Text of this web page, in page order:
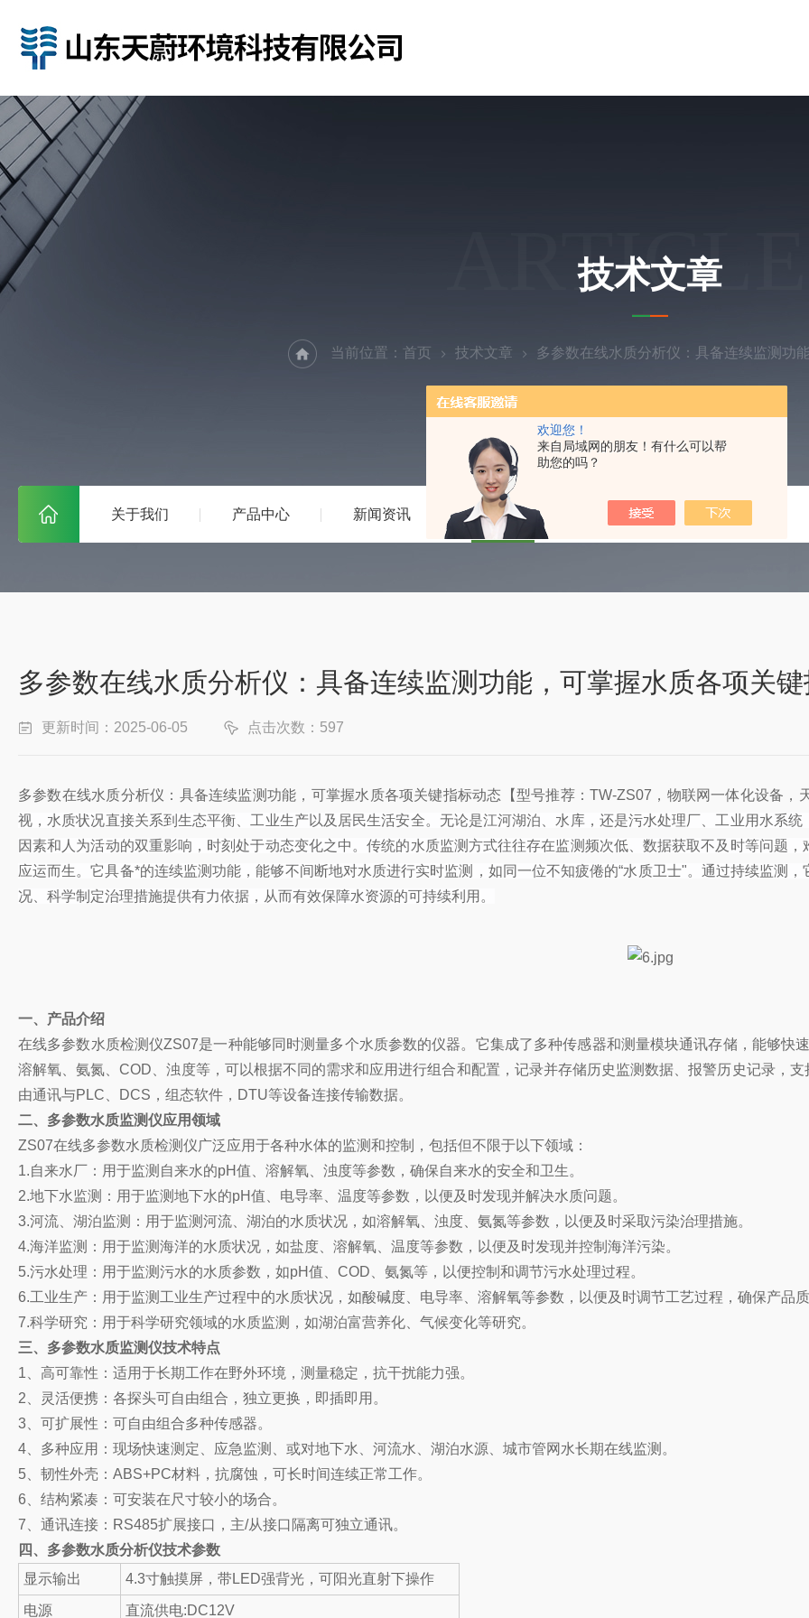
欢迎您！
来自局域网的朋友！有什么可以帮
助您的吗？
关于我们 产品中心 新闻资讯 技术文章 在线留言 联系我们
技术文章
当前位置： 首页 技术文章 多参数在线水质分析仪：具备连续监测功
多参数在线水质分析仪：具备连续监测功能，可掌握水质各项关
更新时间：2025-06-05 点击次数：597
多参数在线水质分析仪：具备连续监测功能，可掌握水质各项关键指标动态【型号推荐：TW-ZS07，物联网一体化设备，
视，水质状况直接关系到生态平衡、工业生产以及居民生活安全。无论是江河湖泊、水库，还是污水处理厂、工业用水系
因素和人为活动的双重影响，时刻处于动态变化之中。传统的水质监测方式往往存在监测频次低、数据获取不及时等问题
应运而生。它具备*的连续监测功能，能够不间断地对水质进行实时监测，如同一位不知疲倦的“水质卫士"。通过持续监测
况、科学制定治理措施提供有力依据，从而有效保障水资源的可持续利用。
一、产品介绍
在线多参数水质检测仪ZS07是一种能够同时测量多个水质参数的仪器。它集成了多种传感器和测量模块通讯存储，能够
溶解氧、氨氮、COD、浊度等，可以根据不同的需求和应用进行组合和配置，记录并存储历史监测数据、报警历史记录，
由通讯与PLC、DCS，组态软件，DTU等设备连接传输数据。
二、多参数水质监测仪应用领域
ZS07在线多参数水质检测仪广泛应用于各种水体的监测和控制，包括但不限于以下领域：
1.自来水厂：用于监测自来水的pH值、溶解氧、浊度等参数，确保自来水的安全和卫生。
2.地下水监测：用于监测地下水的pH值、电导率、温度等参数，以便及时发现并解决水质问题。
3.河流、湖泊监测：用于监测河流、湖泊的水质状况，如溶解氧、浊度、氨氮等参数，以便及时采取污染治理措施。
4.海洋监测：用于监测海洋的水质状况，如盐度、溶解氧、温度等参数，以便及时发现并控制海洋污染。
5.污水处理：用于监测污水的水质参数，如pH值、COD、氨氮等，以便控制和调节污水处理过程。
6.工业生产：用于监测工业生产过程中的水质状况，如酸碱度、电导率、溶解氧等参数，以便及时调节工艺过程，确保产品
7.科学研究：用于科学研究领域的水质监测，如湖泊富营养化、气候变化等研究。
三、多参数水质监测仪技术特点
1、高可靠性：适用于长期工作在野外环境，测量稳定，抗干扰能力强。
2、灵活便携：各探头可自由组合，独立更换，即插即用。
3、可扩展性：可自由组合多种传感器。
4、多种应用：现场快速测定、应急监测、或对地下水、河流水、湖泊水源、城市管网水长期在线监测。
5、韧性外壳：ABS+PC材料，抗腐蚀，可长时间连续正常工作。
6、结构紧凑：可安装在尺寸较小的场合。
7、通讯连接：RS485扩展接口，主/从接口隔离可独立通讯。
四、多参数水质分析仪技术参数
显示输出
4.3寸触摸屏，带LED强背光，可阳光直射下操作
电源 直流供电:DC12V